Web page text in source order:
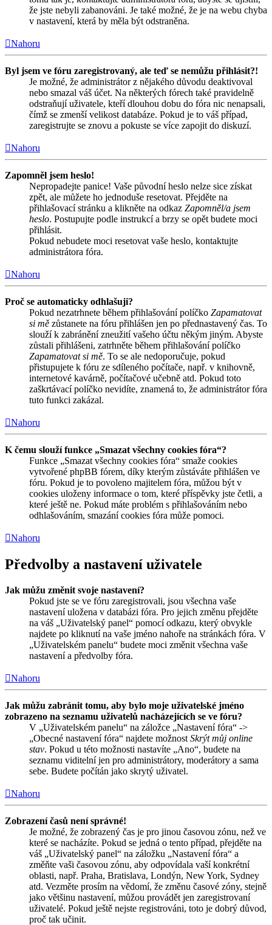
že jste nebyli zabanováni. Je také možné, že je na webu chyba
v nastavení, která by měla být odstraněna.
Nahoru
Byl jsem ve fóru zaregistrovaný, ale teď se nemůžu přihlásit?!
Je možné, že administrátor z nějakého důvodu deaktivoval
nebo smazal váš účet. Na některých fórech také pravidelně
odstraňují uživatele, kteří dlouhou dobu do fóra nic nenapsali,
čímž se zmenší velikost databáze. Pokud je to váš případ,
zaregistrujte se znovu a pokuste se více zapojit do diskuzí.
Nahoru
Zapomněl jsem heslo!
Nepropadejte panice! Vaše původní heslo nelze sice získat
zpět, ale můžete ho jednoduše resetovat. Přejděte na
přihlašovací stránku a klikněte na odkaz Zapomněl/a jsem
heslo. Postupujte podle instrukcí a brzy se opět budete moci
přihlásit.
Pokud nebudete moci resetovat vaše heslo, kontaktujte
administrátora fóra.
Nahoru
Proč se automaticky odhlašuji?
Pokud nezatrhnete během přihlašování políčko Zapamatovat
si mě zůstanete na fóru přihlášen jen po přednastavený čas. To
slouží k zabránění zneužití vašeho účtu někým jiným. Abyste
zůstali přihlášeni, zatrhněte během přihlašování políčko
Zapamatovat si mě. To se ale nedoporučuje, pokud
přistupujete k fóru ze sdíleného počítače, např. v knihovně,
internetové kavárně, počítačové učebně atd. Pokud toto
zaškrtávací políčko nevidíte, znamená to, že administrátor fóra
tuto funkci zakázal.
Nahoru
K čemu slouží funkce „Smazat všechny cookies fóra“?
Funkce „Smazat všechny cookies fóra“ smaže cookies
vytvořené phpBB fórem, díky kterým zůstáváte přihlášen ve
fóru. Pokud je to povoleno majitelem fóra, můžou být v
cookies uloženy informace o tom, které příspěvky jste četli, a
které ještě ne. Pokud máte problém s přihlašováním nebo
odhlašováním, smazání cookies fóra může pomoci.
Nahoru
Předvolby a nastavení uživatele
Jak můžu změnit svoje nastavení?
Pokud jste se ve fóru zaregistrovali, jsou všechna vaše
nastavení uložena v databázi fóra. Pro jejich změnu přejděte
na váš „Uživatelský panel“ pomocí odkazu, který obvykle
najdete po kliknutí na vaše jméno nahoře na stránkách fóra. V
„Uživatelském panelu“ budete moci změnit všechna vaše
nastavení a předvolby fóra.
Nahoru
Jak můžu zabránit tomu, aby bylo moje uživatelské jméno
zobrazeno na seznamu uživatelů nacházejících se ve fóru?
V „Uživatelském panelu“ na záložce „Nastavení fóra“ ->
„Obecné nastavení fóra“ najdete možnost Skrýt můj online
stav. Pokud u této možnosti nastavíte „Ano“, budete na
seznamu viditelní jen pro administrátory, moderátory a sama
sebe. Budete počítán jako skrytý uživatel.
Nahoru
Zobrazení časů není správné!
Je možné, že zobrazený čas je pro jinou časovou zónu, než ve
které se nacházíte. Pokud se jedná o tento případ, přejděte na
váš „Uživatelský panel“ na záložku „Nastavení fóra“ a
změňte vaši časovou zónu, aby odpovídala vaší konkrétní
oblasti, např. Praha, Bratislava, Londýn, New York, Sydney
atd. Vezměte prosím na vědomí, že změnu časové zóny, stejně
jako většinu nastavení, můžou provádět jen zaregistrovaní
uživatelé. Pokud ještě nejste registrováni, toto je dobrý důvod,
proč tak učinit.